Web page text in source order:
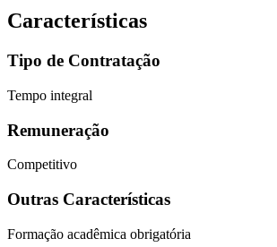
Características
Tipo de Contratação
Tempo integral
Remuneração
Competitivo
Outras Características
Formação acadêmica obrigatória